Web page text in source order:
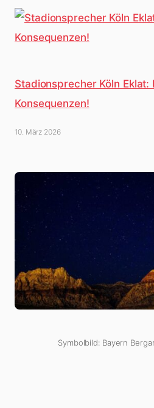
Stadionsprecher Köln
Konsequenzen!
10. März 2026
Symbolbild: Bayern